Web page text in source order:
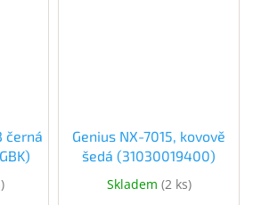
černá
)
Genius NX-7015, kovově
šedá (31030019400)
Skladem (2 ks)